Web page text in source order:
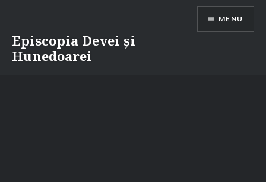
content
Episcopia Devei și
Hunedoarei
MENU